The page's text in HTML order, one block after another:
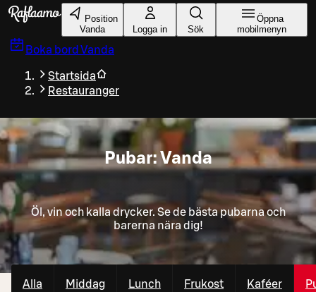
Gå till huvudinnehållet
Position
Vanda
Logga in Sök
Öppna
mobilmenyn
Boka bord Vanda
Startsida
Restauranger
Pubar: Vanda
Öl, vin och kalla drycker. Se de bästa pubarna och
barerna nära dig!
Alla Middag Lunch Frukost Kaféer